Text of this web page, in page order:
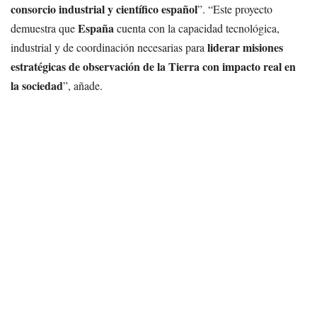
consorcio industrial y científico español”. “Este proyecto
demuestra queEspañacuenta con la capacidad tecnológica,
industrial y de coordinación necesarias para liderar misiones
estratégicas de observación de la Tierra con impacto real en
la sociedad”, añade.